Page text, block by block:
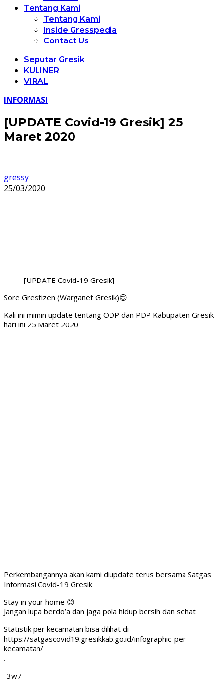
Tentang Kami
Tentang Kami
Inside Gresspedia
Contact Us
Seputar Gresik
KULINER
VIRAL
INFORMASI
[UPDATE Covid-19 Gresik] 25
Maret 2020
gressy
25/03/2020
[UPDATE Covid-19 Gresik]
Sore Grestizen (Warganet Gresik)😊
Kali ini mimin update tentang ODP dan PDP Kabupaten Gresik
hari ini 25 Maret 2020
Perkembangannya akan kami diupdate terus bersama Satgas
Informasi Covid-19 Gresik
Stay in your home 😊
Jangan lupa berdo’a dan jaga pola hidup bersih dan sehat
Statistik per kecamatan bisa dilihat di
https://satgascovid19.gresikkab.go.id/infographic-per-
kecamatan/
.
-3w7-